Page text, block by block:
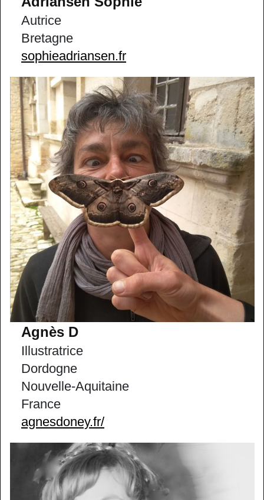
Autrice
Bretagne
sophieadriansen.fr
Agnès D
Illustratrice
Dordogne
Nouvelle-Aquitaine
France
agnesdoney.fr/